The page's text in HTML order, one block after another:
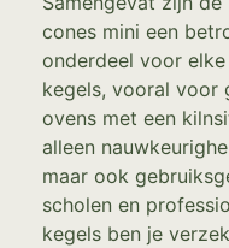
cones mini een
onderdeel voor
kegels, vooral voor
ovens met een
alleen
maar ook
scholen en
kegels ben je